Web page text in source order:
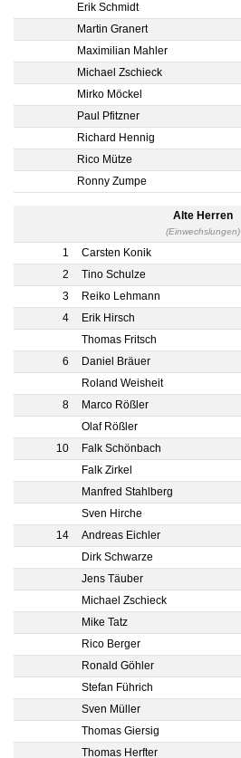
Erik Schmidt
Martin Granert
Maximilian Mahler
Michael Zschieck
Mirko Möckel
Paul Pfitzner
Richard Hennig
Rico Mütze
Ronny Zumpe
Alte Herren
(Einwechslungen)
1 Carsten Konik
2
Tino Schulze
3
Reiko Lehmann
4
Erik Hirsch
Thomas Fritsch
6
Daniel Bräuer
Roland Weisheit
8
Marco Rößler
Olaf Rößler
10
Falk Schönbach
Falk Zirkel
Manfred Stahlberg
Sven Hirche
14
Andreas Eichler
Dirk Schwarze
Jens Täuber
Michael Zschieck
Mike Tatz
Rico Berger
Ronald Göhler
Stefan Führich
Sven Müller
Thomas Giersig
Thomas Herfter